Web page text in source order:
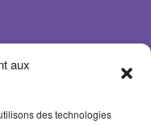
aux
des technologies